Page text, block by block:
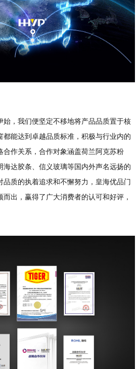
始，我们便坚定不移地将产品品质置于核
都能达到卓越品质标准，积极与行业内的
合作关系，合作对象涵盖荷兰阿克苏粉
海达胶条、信义玻璃等国内外声名远扬的
品质的执着追求和不懈努力，皇海优品门
出，赢得了广大消费者的认可和好评，